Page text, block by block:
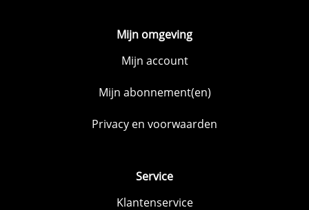
Mijn omgeving
Mijn account
Mijn abonnement(en)
Privacy en voorwaarden
Service
Klantenservice